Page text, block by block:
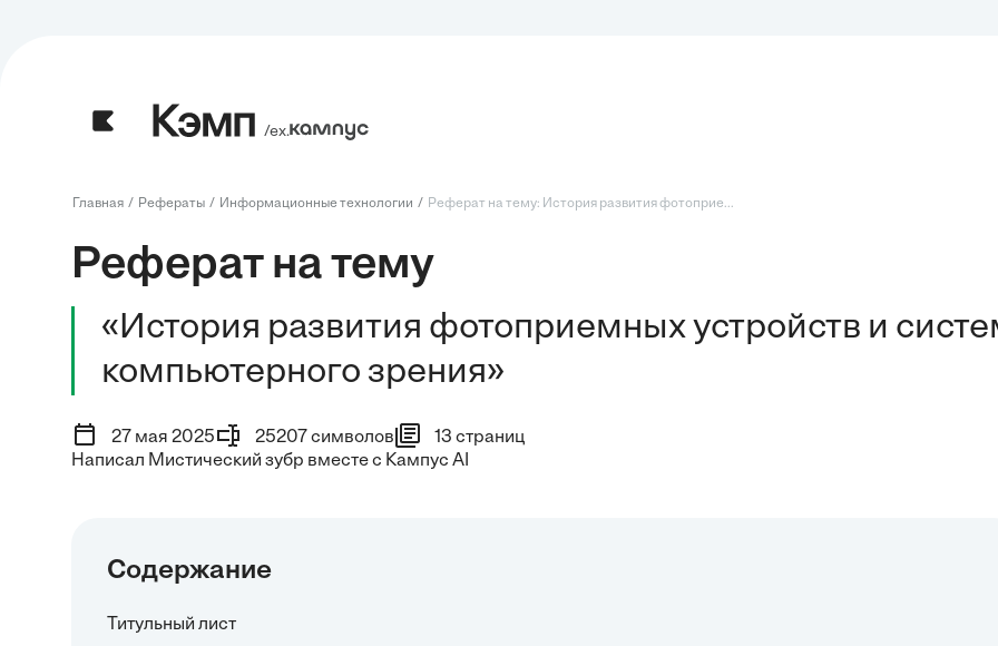
/ех.
Главная Рефераты Информационные технологии Реферат на тему: История развития фотоприе...
Реферат на тему
«История развития фотоприемных устройств и
компьютерного зрения»
27 мая 2025 25207 символов
13 страниц
Написал Мистический зубр вместе с Кампус AI
Содержание
Титульный лист